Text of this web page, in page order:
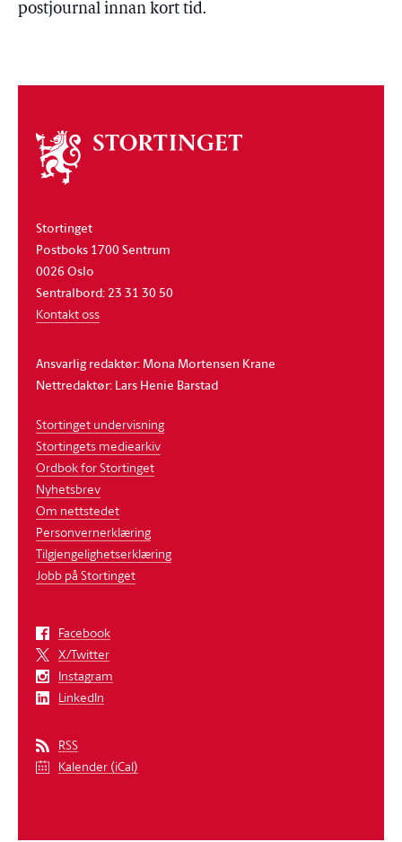
postjournal innan kort tid.
Om
stortinget
Stortinget
Postboks 1700 Sentrum
0026 Oslo
Sentralbord: 23 31 30 50
Kontakt oss
Ansvarlig redaktør: Mona Mortensen Krane
Nettredaktør: Lars Henie Barstad
Stortinget undervisning
Stortingets mediearkiv
Ordbok for Stortinget
Nyhetsbrev
Om nettstedet
Personvernerklæring
Tilgjengelighetserklæring
Jobb på Stortinget
Facebook
X/Twitter
Instagram
LinkedIn
RSS
Kalender (iCal)